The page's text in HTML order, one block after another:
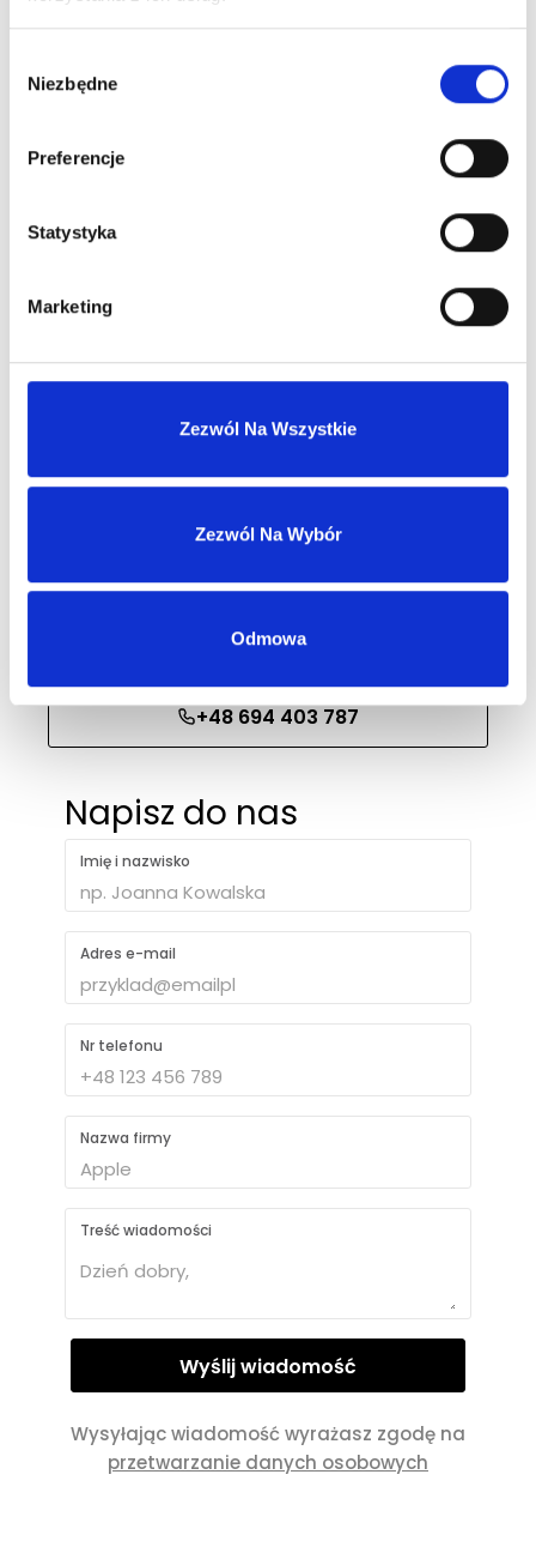
zgody
Niezbędne
Preferencje
Statystyka
Marketing
Zezwól Na Wszystkie
Zezwól Na Wybór
Odmowa
Stały opiekun handlowy
Szybka obsługa zwrotów i reklamacji
Skontaktuj się z nami
Nasz dział sprzedaży hurtowej odpowie
biuro@ph-intercosmetic.pl
+48 694 403 787
Napisz do nas
Imię i nazwisko
Adres e-mail
Nr telefonu
Nazwa firmy
Treść wiadomości
Wysyłając wiadomość wyrażasz zgodę na
przetwarzanie danych osobowych